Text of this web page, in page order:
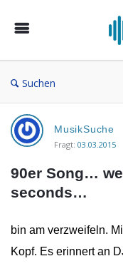
Suchen
Musikforum
von
Neueste
MusikSuche
Fragt: 03.03.2015
90er Song…
seconds…
bin am verzweifeln.
Kopf. Es erinnert an